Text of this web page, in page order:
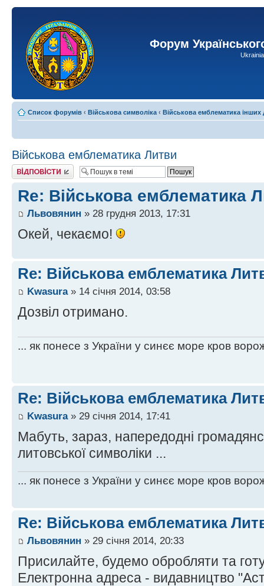
Форум
Список форумів ‹ Військова символіка ‹ Військова емблематика інших
Військова емблематика Литви
Відповісти
Re: Військова емблематика
Львовянин » 28 грудня 2013, 17:31
Окей, чекаємо!
Re: Військова емблематика
Kwasura» 14 січня 2014, 03:58
Дозвіл отримано.
... як понесе з України у синєє море кров
Re: Військова емблематика
Kwasura» 29 січня 2014, 17:41
Мабуть, зараз, напередодні
литовської символіки ...
... як понесе з України у синєє море кров
Re: Військова емблематика
Львовянин » 29 січня 2014, 20:33
Присилайте, будемо обробляти та
Електронна адреса - видавництво